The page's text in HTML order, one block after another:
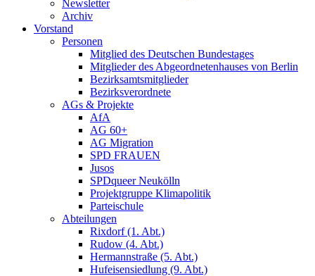
Newsletter
Archiv
Vorstand
Personen
Mitglied des Deutschen Bundestages
Mitglieder des Abgeordnetenhauses von Berlin
Bezirksamtsmitglieder
Bezirksverordnete
AGs & Projekte
AfA
AG 60+
AG Migration
SPD FRAUEN
Jusos
SPDqueer Neukölln
Projektgruppe Klimapolitik
Parteischule
Abteilungen
Rixdorf (1. Abt.)
Rudow (4. Abt.)
Hermannstraße (5. Abt.)
Hufeisensiedlung (9. Abt.)